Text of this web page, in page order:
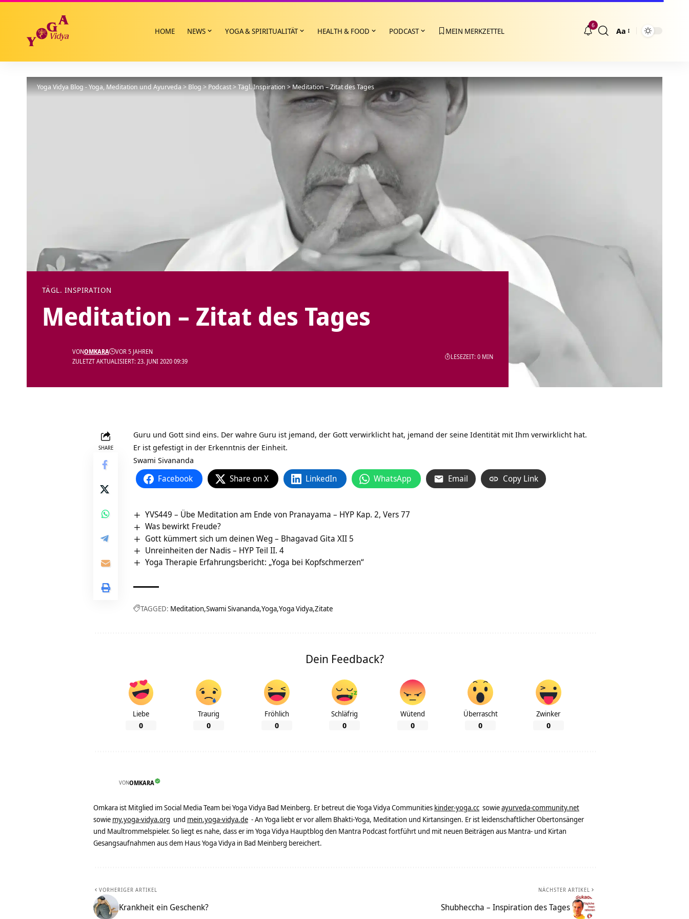
HOME NEWS YOGA & SPIRITUALITÄT HEALTH & FOOD PODCAST MEIN MERKZETTEL
6
Größenänderung
Aa
Yoga Vidya Blog - Yoga, Meditation und Ayurveda>Blog>Podcast>Tägl. Inspiration > Meditation – Zitat des Tages
TÄGL. INSPIRATION
Meditation – Zitat des Tages
ZULETZT AKTUALISIERT: 23. JUNI 2020 09:39
VONOMKARA VOR 5 JAHREN
LESEZEIT: 0 MIN
SHARE
Guru und Gott sind eins. Der wahre Guru ist jemand, der Gott verwirklicht hat, jemand der seine Identität mit Ihm verwirklicht hat.
Er ist gefestigt in der Erkenntnis der Einheit.
Swami Sivananda
Facebook Share on X LinkedIn WhatsApp Email Copy Link
YVS449 – Übe Meditation am Ende von Pranayama – HYP Kap. 2, Vers 77
Was bewirkt Freude?
Gott kümmert sich um deinen Weg – Bhagavad Gita XII 5
Unreinheiten der Nadis – HYP Teil II. 4
Yoga Therapie Erfahrungsbericht: „Yoga bei Kopfschmerzen“
TAGGED: Meditation Swami Sivananda Yoga Yoga Vidya Zitate
Dein Feedback?
Liebe
0
Traurig
0
Fröhlich
0
Schläfrig
0
Wütend
0
Überrascht
0
Zwinker
0
VONOMKARA
Omkara ist Mitglied im Social Media Team bei Yoga Vidya Bad Meinberg. Er betreut die Yoga Vidya Communities kinder-yoga.cc sowieayurveda-community.net
sowie my.yoga-vidya.org und mein.yoga-vidya.de - An Yoga liebt er vor allem Bhakti-Yoga, Meditation und Kirtansingen. Er ist leidenschaftlicher Obertonsänger
und Maultrommelspieler. So liegt es nahe, dass er im Yoga Vidya Hauptblog den Mantra Podcast fortführt und mit neuen Beiträgen aus Mantra- und Kirtan
Gesangsaufnahmen aus dem Haus Yoga Vidya in Bad Meinberg bereichert.
VORHERIGER ARTIKEL
Krankheit ein Geschenk?
NÄCHSTER ARTIKEL
Shubheccha – Inspiration des Tages